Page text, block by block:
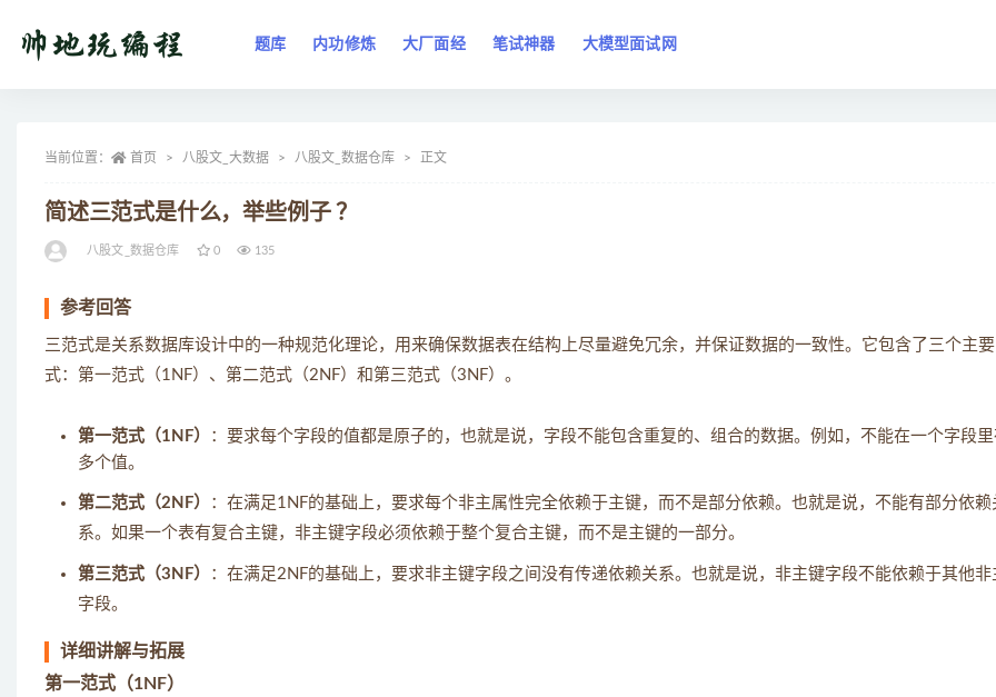
题库 内功修炼 大厂面经 笔试神器 大模型面试网
当前位置： 首页 八股文_大数据 八股文_数据仓库 正文
简述三范式是什么，举些例子 ？
八股文_数据仓库 0 135
参考回答
三范式是关系数据库设计中的一种规范化理论，用来确保数据表在结构上尽量避免冗余，并保证数据的一致性。它包含了三个主
式：第一范式（1NF）、第二范式（2NF）和第三范式（3NF）。
第一范式（1NF）
：要求每个字段的值都是原子的，也就是说，字段不能包含重复的、组合的数据。例如，不能在一个字段
多个值。
第二范式（2NF）
：在满足1NF的基础上，要求每个非主属性完全依赖于主键，而不是部分依赖。也就是说，不能有部分依赖
系。如果一个表有复合主键，非主键字段必须依赖于整个复合主键，而不是主键的一部分。
第三范式（3NF）
：在满足2NF的基础上，要求非主键字段之间没有传递依赖关系。也就是说，非主键字段不能依赖于其他非
字段。
详细讲解与拓展
第一范式（1NF）